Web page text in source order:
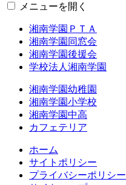
メニューを開く
湘南学園ＰＴＡ
湘南学園同窓会
湘南学園後援会
学校法人湘南学園
湘南学園幼稚園
湘南学園小学校
湘南学園中高
カフェテリア
ホーム
サイトポリシー
プライバシーポリシー